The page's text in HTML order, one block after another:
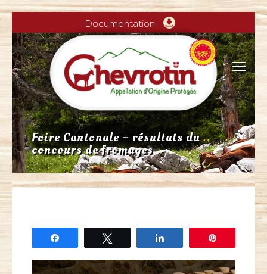
Documentation
Foire Cantonale – résultats du
concours de fromages